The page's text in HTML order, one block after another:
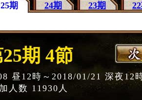
25期 24期 23期
期 4節
昼12時～2018/01/21 深夜12
人数 11930人